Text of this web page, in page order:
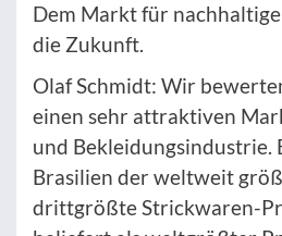
Dem Markt für
die Zukunft.
Olaf Schmidt: Wir
einen sehr attraktiven
und Bekleidungsindustrie.
Brasilien der weltweit
drittgrößte Strickwaren-